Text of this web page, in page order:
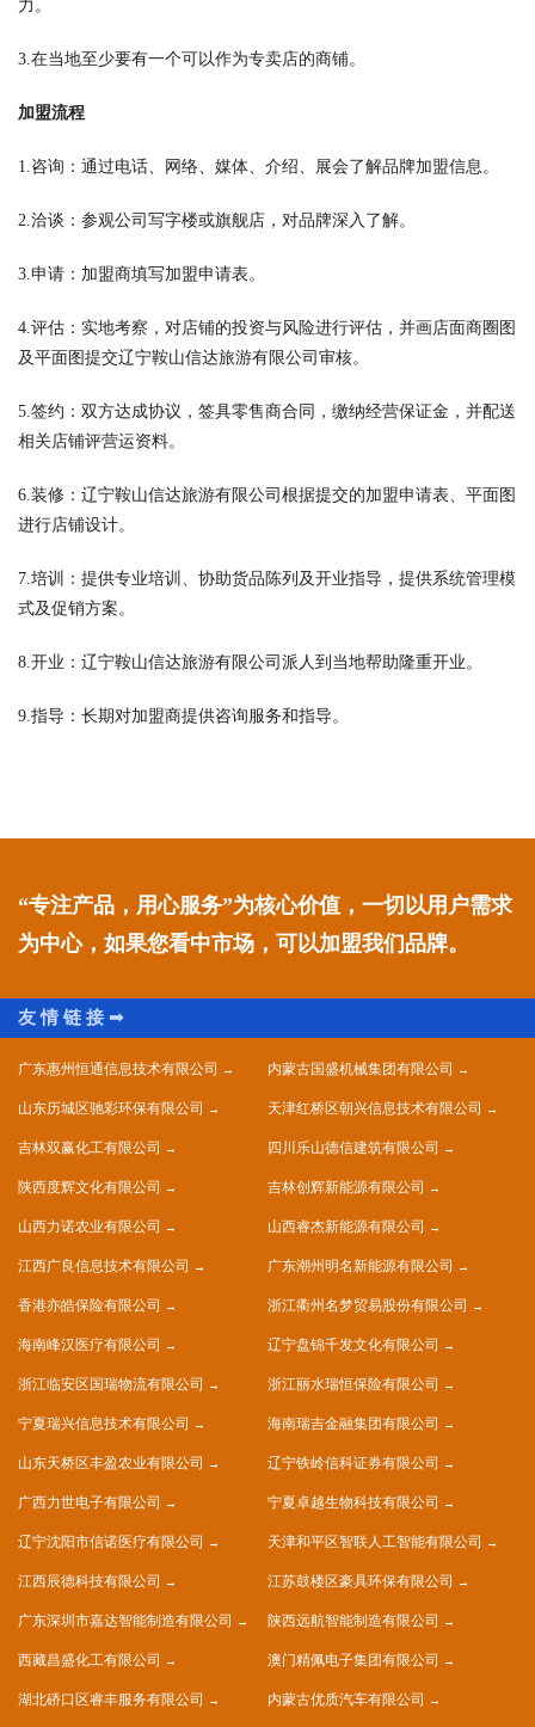
力。
3.在当地至少要有一个可以作为专卖店的商铺。
加盟流程
1.咨询：通过电话、网络、媒体、介绍、展会了解品牌加盟信息。
2.洽谈：参观公司写字楼或旗舰店，对品牌深入了解。
3.申请：加盟商填写加盟申请表。
4.评估：实地考察，对店铺的投资与风险进行评估，并画店面商圈图
及平面图提交辽宁鞍山信达旅游有限公司审核。
5.签约：双方达成协议，签具零售商合同，缴纳经营保证金，并配送
相关店铺评营运资料。
6.装修：辽宁鞍山信达旅游有限公司根据提交的加盟申请表、平面图
进行店铺设计。
7.培训：提供专业培训、协助货品陈列及开业指导，提供系统管理模
式及促销方案。
8.开业：辽宁鞍山信达旅游有限公司派人到当地帮助隆重开业。
9.指导：长期对加盟商提供咨询服务和指导。
“专注产品，用心服务”为核心价值，一切以用户需求
为中心，如果您看中市场，可以加盟我们品牌。
广东惠州恒通信息技术有限公司 内蒙古国盛机械集团有限公司
山东历城区驰彩环保有限公司 天津红桥区朝兴信息技术有限公司
吉林双赢化工有限公司 四川乐山德信建筑有限公司
陕西度辉文化有限公司 吉林创辉新能源有限公司
山西力诺农业有限公司 山西睿杰新能源有限公司
江西广良信息技术有限公司 广东潮州明名新能源有限公司
香港亦皓保险有限公司 浙江衢州名梦贸易股份有限公司
海南峰汉医疗有限公司 辽宁盘锦千发文化有限公司
浙江临安区国瑞物流有限公司 浙江丽水瑞恒保险有限公司
宁夏瑞兴信息技术有限公司 海南瑞吉金融集团有限公司
山东天桥区丰盈农业有限公司 辽宁铁岭信科证券有限公司
广西力世电子有限公司 宁夏卓越生物科技有限公司
辽宁沈阳市信诺医疗有限公司 天津和平区智联人工智能有限公司
江西辰德科技有限公司 江苏鼓楼区豪具环保有限公司
广东深圳市嘉达智能制造有限公司 陕西远航智能制造有限公司
西藏昌盛化工有限公司 澳门精佩电子集团有限公司
湖北硚口区睿丰服务有限公司 内蒙古优质汽车有限公司